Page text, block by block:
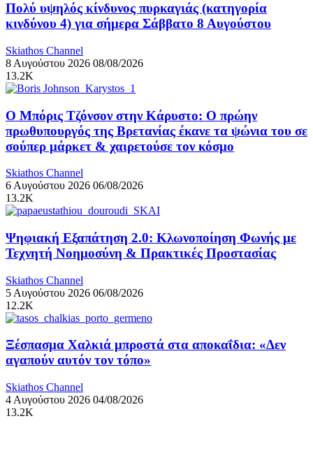
Πολύ υψηλός κίνδυνος πυρκαγιάς (κατηγορία
κινδύνου 4) για σήμερα Σάββατο 8 Αυγούστου
Skiathos Channel
8 Αυγούστου 2026 08/08/2026
13.2K
Ο Μπόρις Τζόνσον στην Κάρυστο: Ο πρώην
πρωθυπουργός της Βρετανίας έκανε τα ψώνια του σε
σούπερ μάρκετ & χαιρετούσε τον κόσμο
Skiathos Channel
6 Αυγούστου 2026 06/08/2026
13.2K
Ψηφιακή Εξαπάτηση 2.0: Κλωνοποίηση Φωνής με
Τεχνητή Νοημοσύνη & Πρακτικές Προστασίας
Skiathos Channel
5 Αυγούστου 2026 06/08/2026
12.2K
Ξέσπασμα Χαλκιά μπροστά στα αποκαΐδια: «Δεν
αγαπούν αυτόν τον τόπο»
Skiathos Channel
4 Αυγούστου 2026 04/08/2026
13.2K